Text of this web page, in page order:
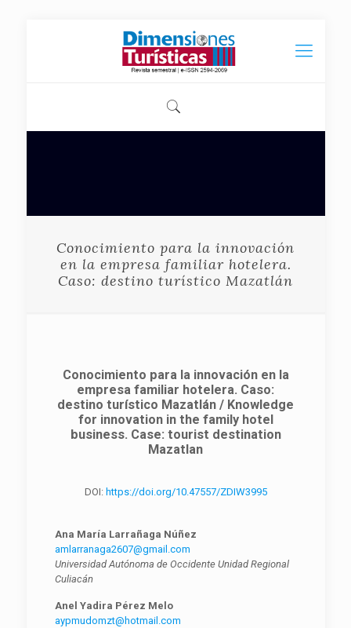
Conocimiento para la innovación
en la empresa familiar hotelera.
Caso: destino turístico Mazatlán
Conocimiento para la innovación en la
empresa familiar hotelera. Caso:
destino turístico Mazatlán / Knowledge
for innovation in the family hotel
business. Case: tourist destination
Mazatlan
DOI: https://doi.org/10.47557/ZDIW3995
Ana María Larrañaga Núñez
amlarranaga2607@gmail.com
Universidad Autónoma de Occidente Unidad Regional
Culiacán
Anel Yadira Pérez Melo
aypmudomzt@hotmail.com